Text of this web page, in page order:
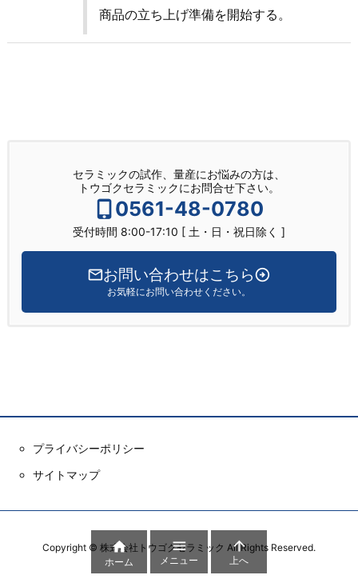
商品の立ち上げ準備を開始する。
セラミックの試作、量産にお悩みの方は、
トウゴクセラミックにお問合せ下さい。
0561-48-0780
受付時間 8:00-17:10 [ 土・日・祝日除く ]
お問い合わせはこちら
お気軽にお問い合わせください。
プライバシーポリシー
サイトマップ
Copyright © 株式会社トウゴクセラミック All Rights Reserved.

ホーム

メニュー

上へ